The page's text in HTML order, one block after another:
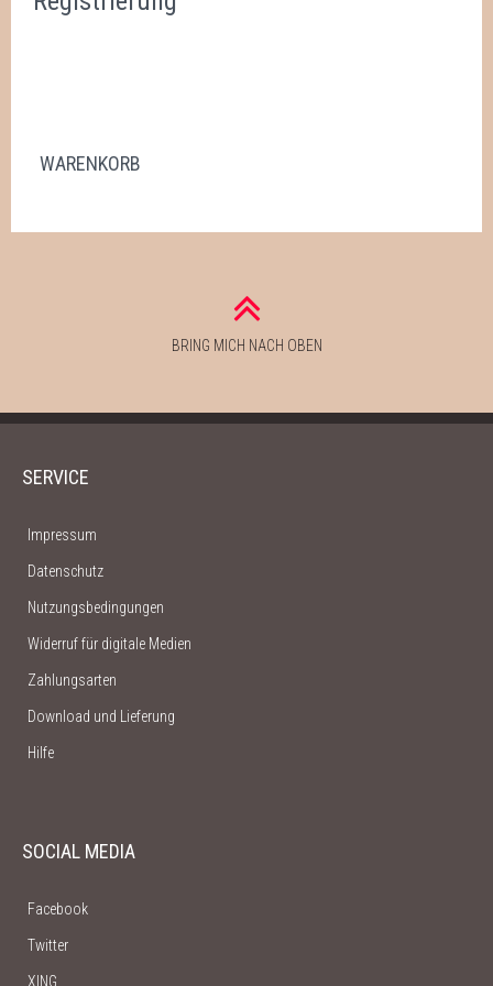
WER STECKT DAHINTER?
WARENKORB
BRING MICH NACH OBEN
SERVICE
Impressum
Datenschutz
Nutzungsbedingungen
Widerruf für digitale Medien
Zahlungsarten
Download und Lieferung
Hilfe
SOCIAL MEDIA
Facebook
Twitter
XING